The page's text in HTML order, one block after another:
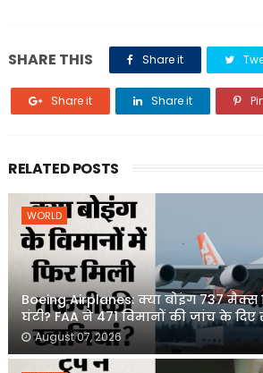
SHARE THIS Share it
Share it Share it
RELATED POSTS
WORLD
Boeing Airplanes: क्या बोइंग 737
घंटी? FAA ने 471 विमानों की जांच के
August 07, 2026